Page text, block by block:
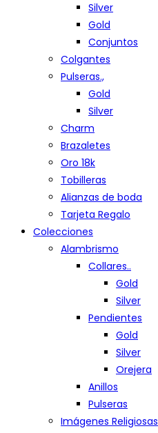
Silver
Gold
Conjuntos
Colgantes
Pulseras.,
Gold
Silver
Charm
Brazaletes
Oro 18k
Tobilleras
Alianzas de boda
Tarjeta Regalo
Colecciones
Alambrismo
Collares..
Gold
Silver
Pendientes
Gold
Silver
Orejera
Anillos
Pulseras
Imágenes Religiosas